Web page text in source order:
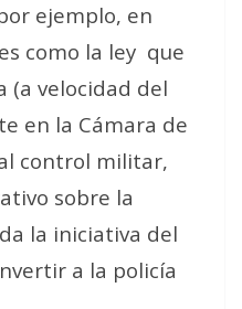
ejemplo, en
como la ley que
(a velocidad del
en la Cámara de
control militar,
sobre la
la iniciativa del
a la policía